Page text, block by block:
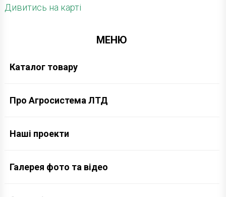
Дивитись на карті
МЕНЮ
Каталог товару
Про Агросистема ЛТД
Наші проекти
Галерея фото та відео